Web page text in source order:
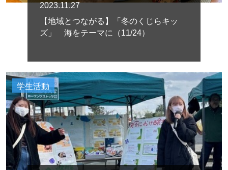
2023.11.27
【地域とつながる】「冬のくじらキッ
ズ」 海をテーマに（11/24）
学生活動